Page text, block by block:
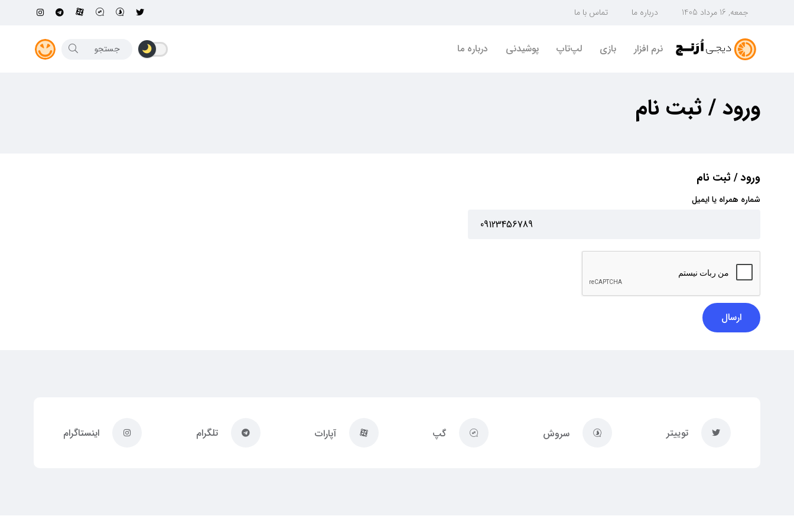
جمعه, 16 مرداد 1405 درباره ما تماس با ما
نرم افزار بازی لپ‌تاپ پوشیدنی درباره ما
ورود / ثبت نام
ورود / ثبت نام
شماره همراه یا ایمیل
ارسال
توییتر سروش گپ آپارات تلگرام اینستاگرام